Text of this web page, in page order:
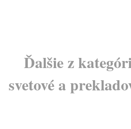
Ďalšie z
svetové a